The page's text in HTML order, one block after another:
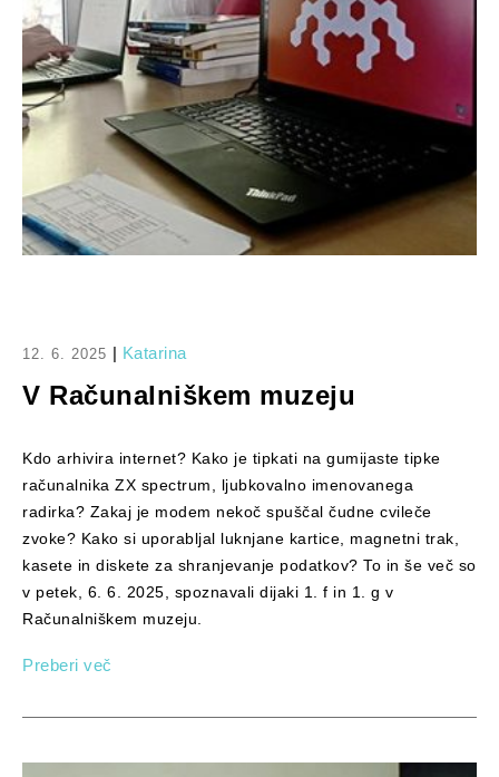
12. 6. 2025 | Katarina
V Računalniškem muzeju
Kdo arhivira internet? Kako je tipkati na gumijaste tipke
računalnika ZX spectrum, ljubkovalno imenovanega
radirka? Zakaj je modem nekoč spuščal čudne cvileče
zvoke? Kako si uporabljal luknjane kartice, magnetni trak,
kasete in diskete za shranjevanje podatkov? To in še več so
v petek, 6. 6. 2025, spoznavali dijaki 1. f in 1. g v
Računalniškem muzeju.
Preberi več